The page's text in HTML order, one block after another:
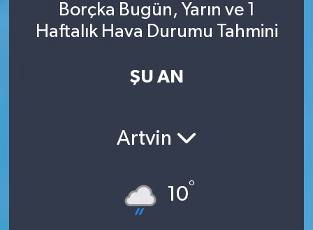
Borçka Bugün, Yarın ve 1
Haftalık Hava Durumu Tahmini
ŞU AN
Artvin
10°
Tüm Manşetler